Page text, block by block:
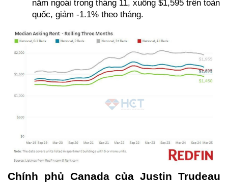
năm ngoái trong tháng 11, xuống $1,595 trên toàn
quốc, giảm -1.1% theo tháng.
Chính phủ Canada của Justin Trudeau